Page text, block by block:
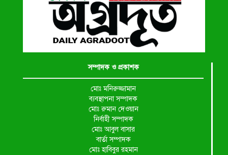
সম্পাদক ও প্রকাশক
মোঃ মনিরুজ্জামান
ব্যবস্থাপনা সম্পাদক
মোঃ রুমান দেওয়ান
নির্বাহী সম্পাদক
মোঃ আবুল বাসার
বার্তা সম্পাদক
মোঃ হাবিবুর রহমান